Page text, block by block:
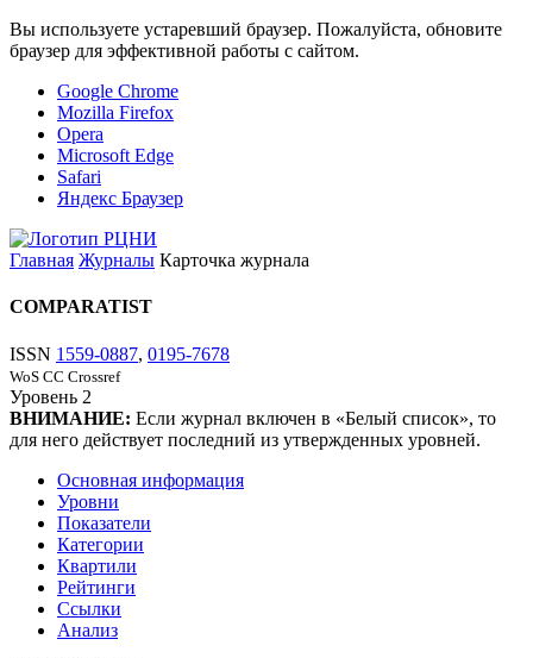
Вы используете устаревший браузер. Пожалуйста, обновите
браузер для эффективной работы с сайтом.
Google Chrome
Mozilla Firefox
Opera
Microsoft Edge
Safari
Яндекс Браузер
Главная Журналы Карточка журнала
COMPARATIST
ISSN 1559-0887, 0195-7678
WoS CC Crossref
Уровень 2
ВНИМАНИЕ: Если журнал включен в «Белый список», то
для него действует последний из утвержденных уровней.
Основная информация
Уровни
Показатели
Категории
Квартили
Рейтинги
Ссылки
Анализ